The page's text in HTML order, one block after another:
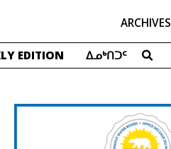
ARCHIVES
EDITION ᐃᓄᒃᑎᑐᑦ